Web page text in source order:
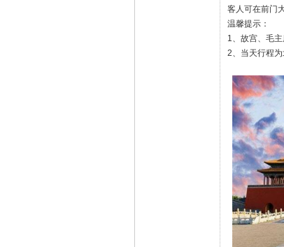
客人可在前门
温馨提示：
1、故宫、毛
2、当天行程